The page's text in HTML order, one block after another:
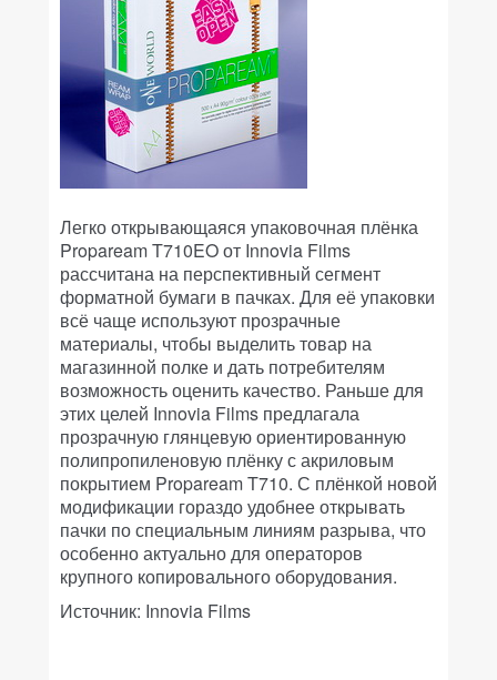
Легко открывающаяся упаковочная плёнка
Propaream T710EO от Innovia Films
рассчитана на перспективный сегмент
форматной бумаги в пачках. Для её упаковки
всё чаще используют прозрачные
материалы, чтобы выделить товар на
магазинной полке и дать потребителям
возможность оценить качество. Раньше для
этих целей Innovia Films предлагала
прозрачную глянцевую ориентированную
полипропиленовую плёнку с акриловым
покрытием Propaream T710. С плёнкой новой
модификации гораздо удобнее открывать
пачки по специальным линиям разрыва, что
особенно актуально для операторов
крупного копировального оборудования.
Источник: Innovia Films